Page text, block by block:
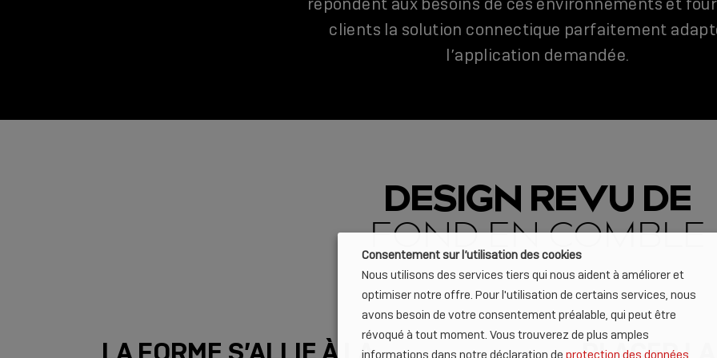
clients la solution connectique parfaitement
l’application demandée.
DESIGN REVU DE
FOND EN COMBLE
Consentement sur l’utilisation des cookies
Nous utilisons des services tiers qui nous aident à améliorer et
optimiser notre offre. Pour l'utilisation de certains services, nous
avons besoin de votre consentement préalable, qui peut être
révoqué à tout moment. Vous trouverez de plus amples
informations dans notre déclaration de protection des données